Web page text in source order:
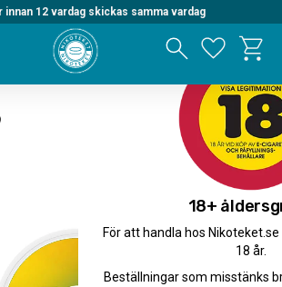
innan 12 vardag skickas samma vardag
18+
För att handla hos
18 år.
Beställningar som misstänks